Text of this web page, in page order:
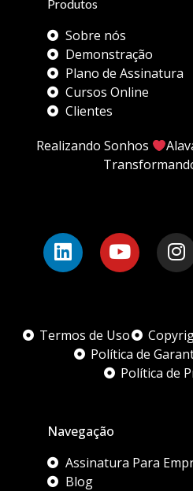
Produtos
Sobre nós
Demonstração
Plano de Assinatura
Cursos Online
Clientes
Realizando Sonhos
Termos de Uso
Política de
Política de
Navegação
Assinatura Para
Blog